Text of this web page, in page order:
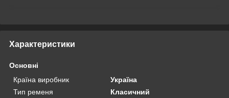
Характеристики
Основні
Країна виробник
Україна
Тип ременя
Класичний